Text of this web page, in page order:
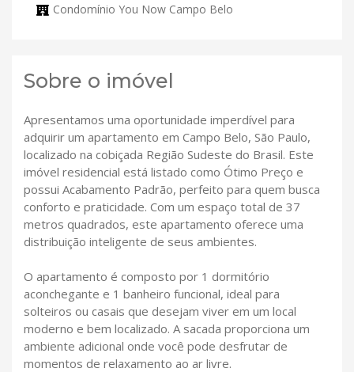
Condomínio You Now Campo Belo
Sobre o imóvel
Apresentamos uma oportunidade imperdível para
adquirir um apartamento em Campo Belo, São Paulo,
localizado na cobiçada Região Sudeste do Brasil. Este
imóvel residencial está listado como Ótimo Preço e
possui Acabamento Padrão, perfeito para quem busca
conforto e praticidade. Com um espaço total de 37
metros quadrados, este apartamento oferece uma
distribuição inteligente de seus ambientes.
O apartamento é composto por 1 dormitório
aconchegante e 1 banheiro funcional, ideal para
solteiros ou casais que desejam viver em um local
moderno e bem localizado. A sacada proporciona um
ambiente adicional onde você pode desfrutar de
momentos de relaxamento ao ar livre.